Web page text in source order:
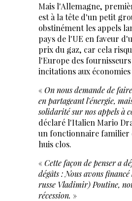
Mais l'Allemagne,
est à la tête d'un petit
obstinément les appels
pays de l'UE en faveur
prix du gaz, car cela
l'Europe des
incitations aux
« On nous demande de
en partageant l'énergie,
solidarité sur nos appels à
déclaré l'Italien Mario
un fonctionnaire familier
huis clos.
«Cette façon de penser a
dégâts : Nous avons
russe Vladimir) Poutine,
récession. »